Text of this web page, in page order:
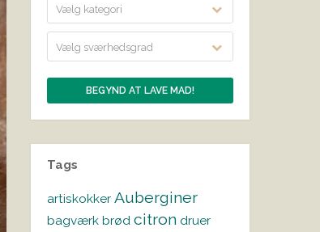
Vælg kategori
Vælg sværhedsgrad
Tags
artiskokker Auberginer
bagværk brød citron druer